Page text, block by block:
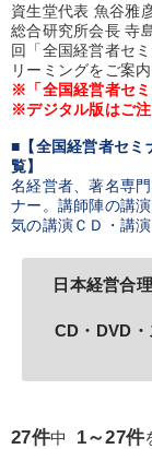
【最新刊】時代
集２タイトル
業種
製造業 卸売
IT・サービス・金
キーワード
いい会社 金融
※「更新」を押すと「テー
資生堂代表 魚谷雅
総合研究所会長 寺
回「全国経営者セ
リーミングをご案
※「全国経営者セミ
※デジタル版はご注
■【全国経営者セ
覧】
名経営者、著名専
ナー。講師陣の講
気の講演ＣＤ・講
日本経営合
CD・DVD
27件中 1～27件